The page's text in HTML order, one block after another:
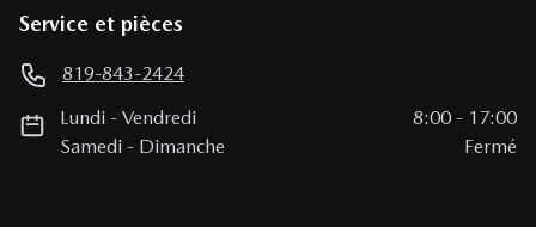
Service et pièces
819-843-2424
Lundi -Vendredi 8:00 - 17:00
Samedi - Dimanche Fermé